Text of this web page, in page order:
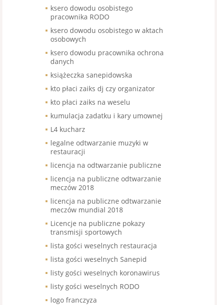
ksero dowodu osobistego
pracownika RODO
ksero dowodu osobistego w aktach
osobowych
ksero dowodu pracownika ochrona
danych
książeczka sanepidowska
kto płaci zaiks dj czy organizator
kto płaci zaiks na weselu
kumulacja zadatku i kary umownej
L4 kucharz
legalne odtwarzanie muzyki w
restauracji
licencja na odtwarzanie publiczne
licencja na publiczne odtwarzanie
meczów 2018
licencja na publiczne odtwarzanie
meczów mundial 2018
Licencje na publiczne pokazy
transmisji sportowych
lista gości weselnych restauracja
lista gości weselnych Sanepid
listy gości weselnych koronawirus
listy gości weselnych RODO
logo franczyza